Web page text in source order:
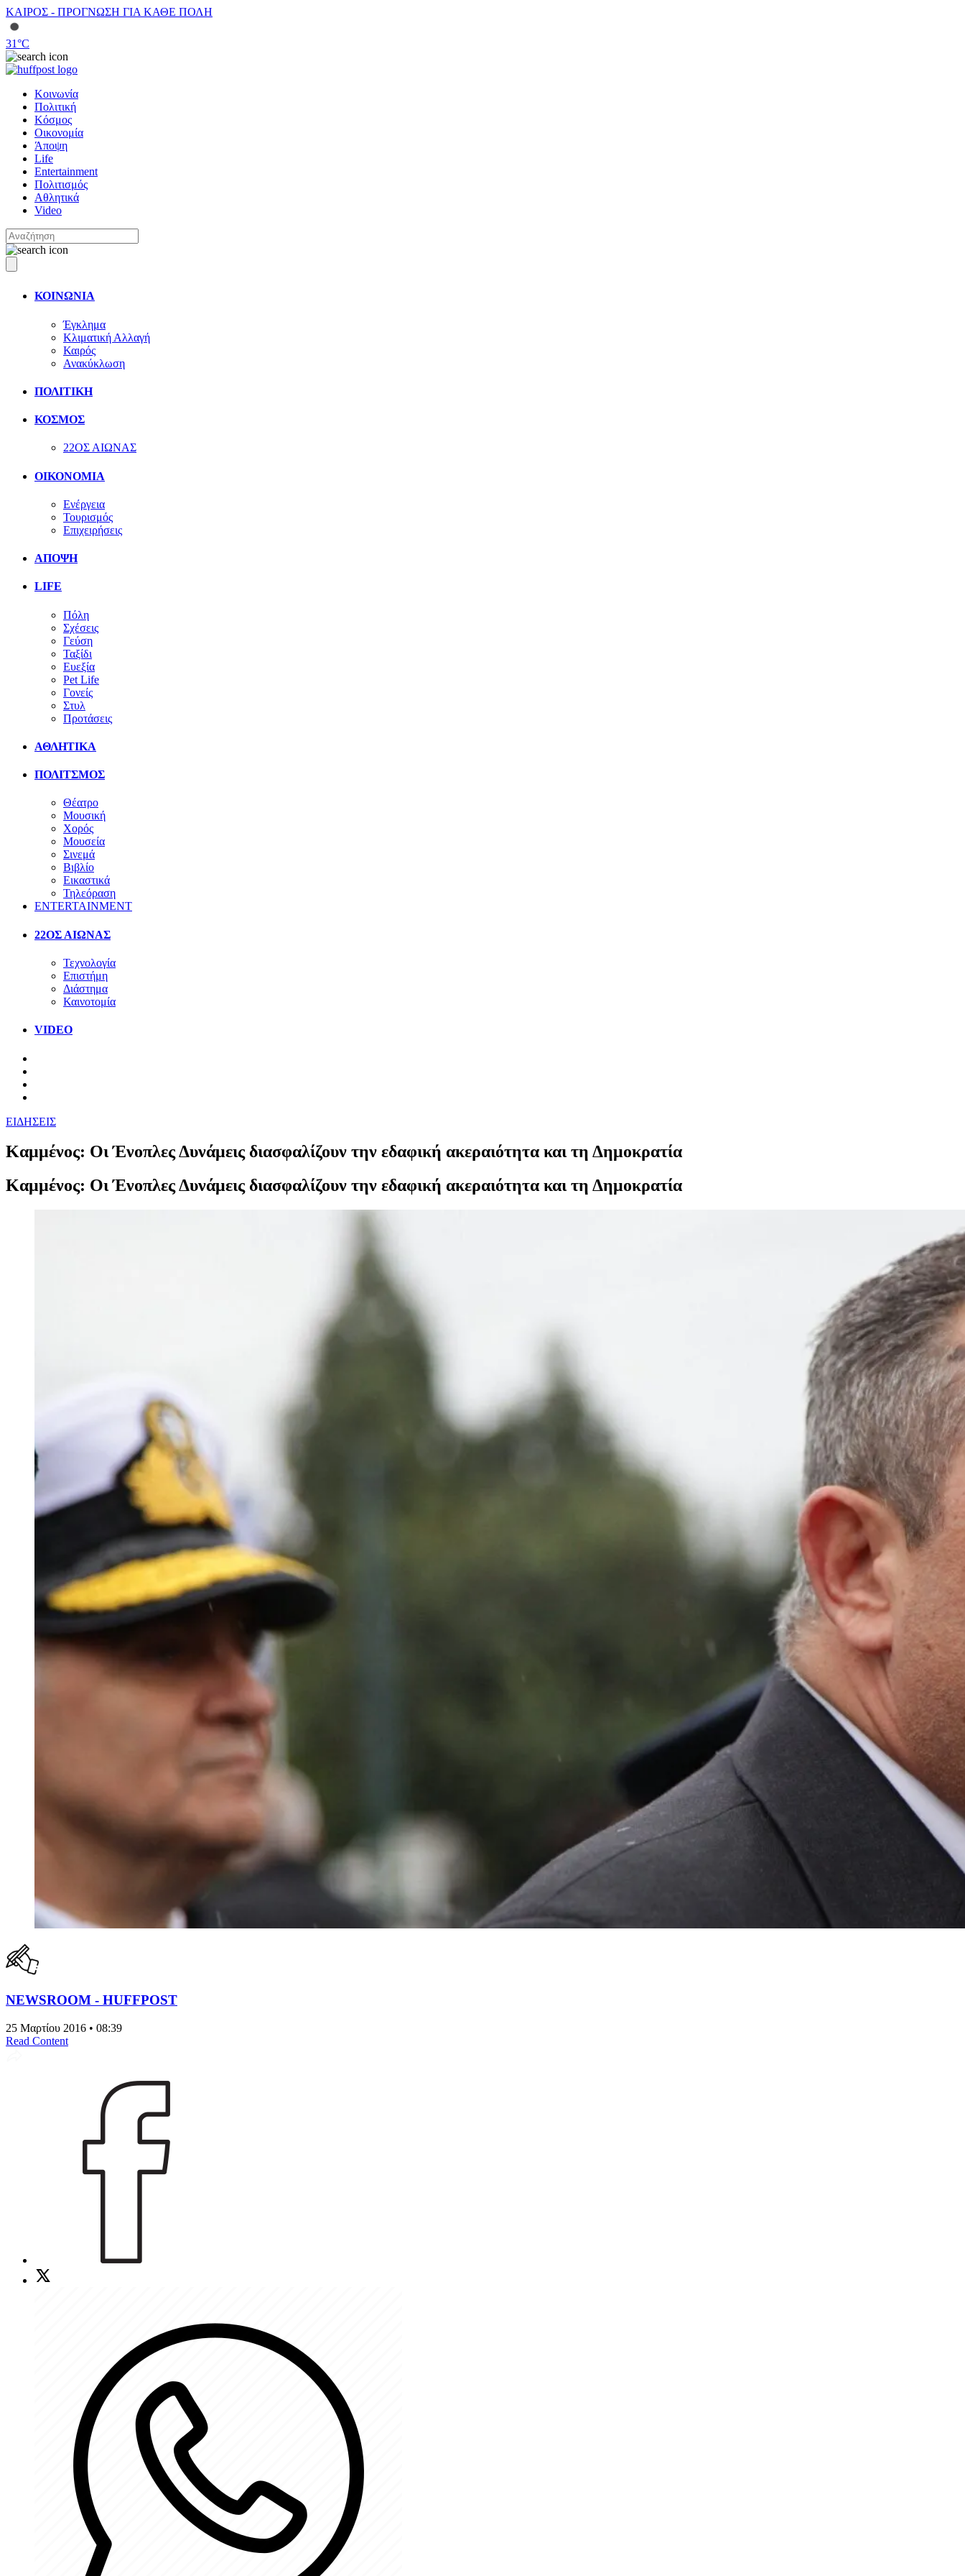
ΚΑΙΡΟΣ - ΠΡΟΓΝΩΣΗ ΓΙΑ ΚΑΘΕ ΠΟΛΗ
31°C
Κοινωνία
Πολιτική
Κόσμος
Οικονομία
Άποψη
Life
Entertainment
Πολιτισμός
Αθλητικά
Video
ΚΟΙΝΩΝΙΑ
Έγκλημα
Κλιματική Αλλαγή
Καιρός
Ανακύκλωση
ΠΟΛΙΤΙΚΗ
ΚΟΣΜΟΣ
22ΟΣ ΑΙΩΝΑΣ
ΟΙΚΟΝΟΜΙΑ
Ενέργεια
Τουρισμός
Επιχειρήσεις
ΑΠΟΨΗ
LIFE
Πόλη
Σχέσεις
Γεύση
Ταξίδι
Ευεξία
Pet Life
Γονείς
Στυλ
Προτάσεις
ΑΘΛΗΤΙΚΑ
ΠΟΛΙΤΣΜΟΣ
Θέατρο
Μουσική
Χορός
Μουσεία
Σινεμά
Βιβλίο
Εικαστικά
Τηλεόραση
ENTERTAINMENT
22ΟΣ ΑΙΩΝΑΣ
Τεχνολογία
Επιστήμη
Διάστημα
Καινοτομία
VIDEO
ΕΙΔΗΣΕΙΣ
Καμμένος: Οι Ένοπλες Δυνάμεις διασφαλίζουν την εδαφική ακεραιότητα και τη Δημοκρατία
Καμμένος: Οι Ένοπλες Δυνάμεις διασφαλίζουν την εδαφική ακεραιότητα και τη Δημοκρατία
NEWSROOM - HUFFPOST
25 Μαρτίου 2016 • 08:39
Read Content